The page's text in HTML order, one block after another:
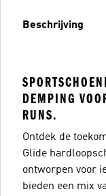
Beschrijving
DEMPING
RUNS.
Ontdek de
Glide
ontworpen voor
bieden een mix